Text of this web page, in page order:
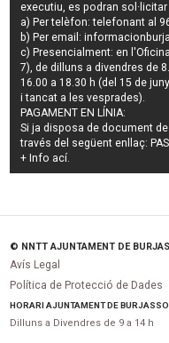
executiu, es podran
a) Per telèfon: telefonant al
b) Per email:
c) Presencialment: en
7), de dilluns a divendres de
16.00 a 18.30 h (del 15 de
i tancat a les vesprades).
PAGAMENT EN LÍNIA:
Si ja disposa de document
través del següent enllaç:
+ Info ací.
© NNTT AJUNTAMENT DE
Avís Legal
Política de Protecció de Dades
HORARI AJUNTAMENT DE
Dilluns a Divendres de 9 a 14 h